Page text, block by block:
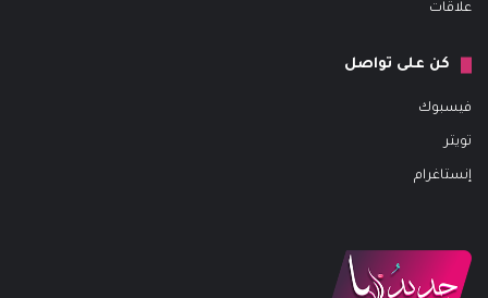
علاقات
كن على تواصل
فيسبوك
تويتر
إنستاغرام